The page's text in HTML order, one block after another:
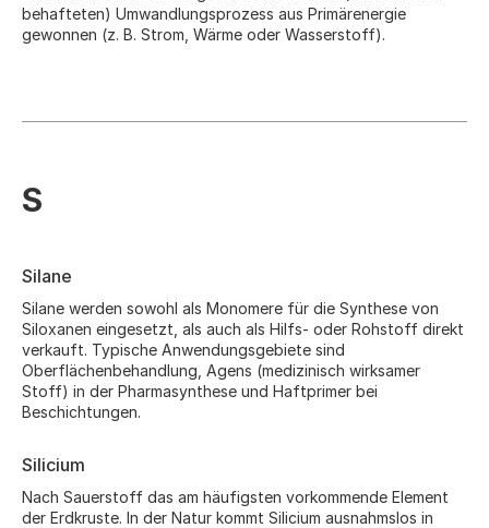
behafteten) Umwandlungsprozess aus Primärenergie
gewonnen (z. B. Strom, Wärme oder Wasserstoff).
S
Silane
Silane werden sowohl als Monomere für die Synthese von
Siloxanen eingesetzt, als auch als Hilfs- oder Rohstoff direkt
verkauft. Typische Anwendungsgebiete sind
Oberflächenbehandlung, Agens (medizinisch wirksamer
Stoff) in der Pharmasynthese und Haftprimer bei
Beschichtungen.
Silicium
Nach Sauerstoff das am häufigsten vorkommende Element
der Erdkruste. In der Natur kommt Silicium ausnahmslos in